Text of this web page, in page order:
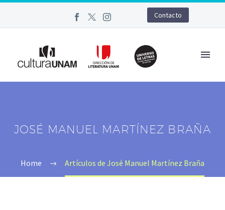
Contacto
JOSÉ MANUEL MARTÍNEZ BRAÑA
Home Artículos de José Manuel Martínez Braña